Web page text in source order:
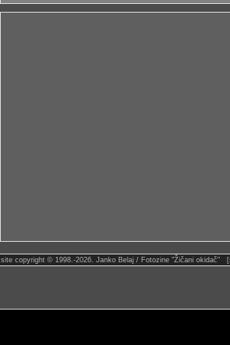
site copyright © 1998.-2026. Janko Belaj / Fotozine "Žičani okidač"